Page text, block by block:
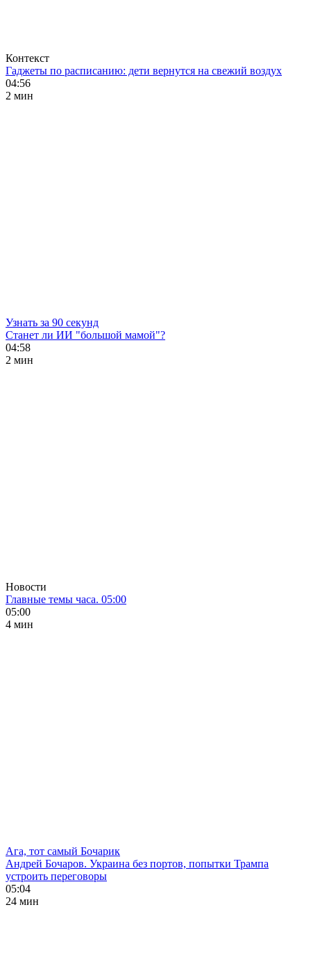
Контекст
Гаджеты по расписанию: дети вернутся на свежий воздух
04:56
2 мин
Узнать за 90 секунд
Станет ли ИИ "большой мамой"?
04:58
2 мин
Новости
Главные темы часа. 05:00
05:00
4 мин
Ага, тот самый Бочарик
Андрей Бочаров. Украина без портов, попытки Трампа
устроить переговоры
05:04
24 мин